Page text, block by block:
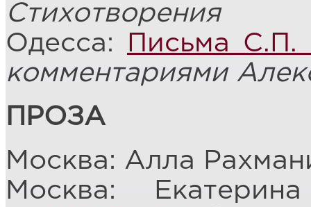
Стихотворения
Одесса:
Письма С.П.
комментариями
ПРОЗА
Москва: Алла
Москва: